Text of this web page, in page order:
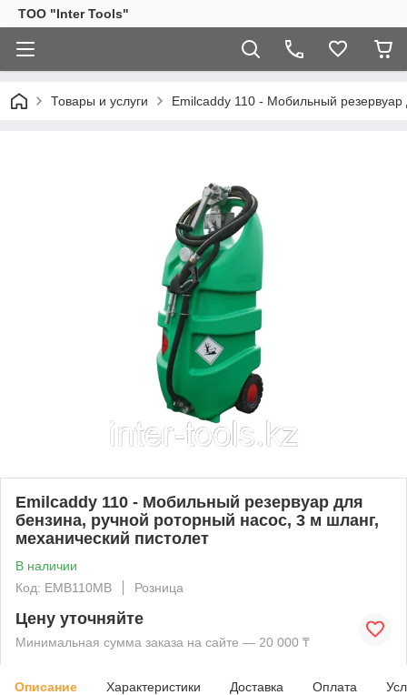
ТОО "Inter Tools"
Товары и услуги Emilcaddy 110 - Мобильный
Emilcaddy 110 - Мобильный резервуар для
бензина, ручной роторный насос, 3 м шланг,
механический пистолет
В наличии
Код: EMB110MB
Розница
Цену уточняйте
Минимальная сумма заказа на сайте — 20 000 ₸
Описание Характеристики Доставка Оплата